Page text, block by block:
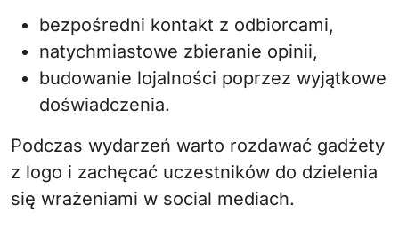
bezpośredni kontakt z odbiorcami,
natychmiastowe zbieranie opinii,
budowanie lojalności poprzez wyjątkowe
doświadczenia.
Podczas wydarzeń warto rozdawać gadżety
z logo i zachęcać uczestników do dzielenia
się wrażeniami w social mediach.